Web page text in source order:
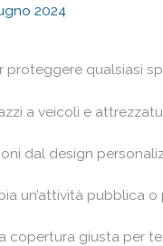
2024
proteggere qualsiasi
a veicoli e
dal design
un’attività pubblica o
copertura giusta per